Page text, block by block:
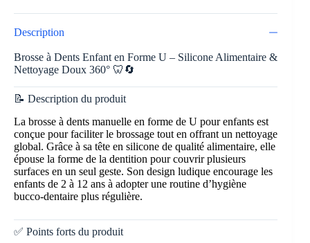
Description
Brosse à Dents Enfant en Forme U – Silicone Alimentaire &
Nettoyage Doux 360° 🦷🔄
📝 Description du produit
La brosse à dents manuelle en forme de U pour enfants est
conçue pour faciliter le brossage tout en offrant un nettoyage
global. Grâce à sa tête en silicone de qualité alimentaire, elle
épouse la forme de la dentition pour couvrir plusieurs
surfaces en un seul geste. Son design ludique encourage les
enfants de 2 à 12 ans à adopter une routine d’hygiène
bucco-dentaire plus régulière.
✅ Points forts du produit